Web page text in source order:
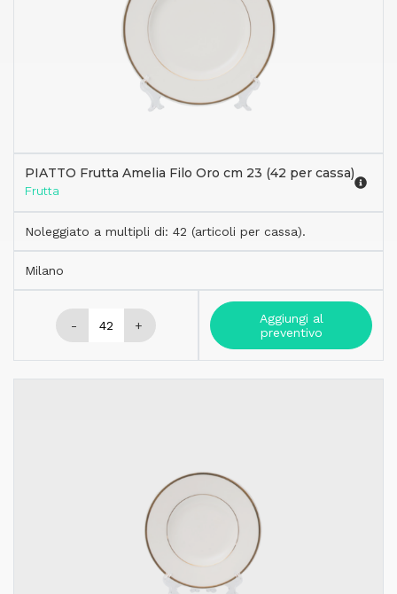
PIATTO Frutta Amelia Filo Oro cm 23 (42 per cassa)
Frutta
Noleggiato a multipli di: 42 (articoli per cassa).
Milano
- +
Aggiungi al
preventivo